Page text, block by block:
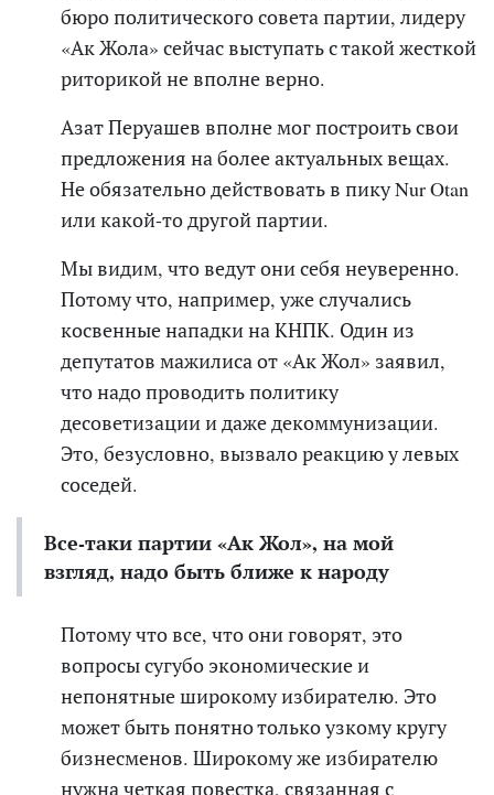
бюро политического совета партии, лидеру
«Ак Жола» сейчас выступать с такой жесткой
риторикой не вполне верно.
Азат Перуашев вполне мог построить свои
предложения на более актуальных вещах.
Не обязательно действовать в пику Nur Otan
или какой-то другой партии.
Мы видим, что ведут они себя неуверенно.
Потому что, например, уже случались
косвенные нападки на КНПК. Один из
депутатов мажилиса от «Ак Жол» заявил,
что надо проводить политику
десоветизации и даже декоммунизации.
Это, безусловно, вызвало реакцию у левых
соседей.
Все-таки партии «Ак Жол», на мой
взгляд, надо быть ближе к народу
Потому что все, что они говорят, это
вопросы сугубо экономические и
непонятные широкому избирателю. Это
может быть понятно только узкому кругу
бизнесменов. Широкому же избирателю
нужна четкая повестка, связанная с